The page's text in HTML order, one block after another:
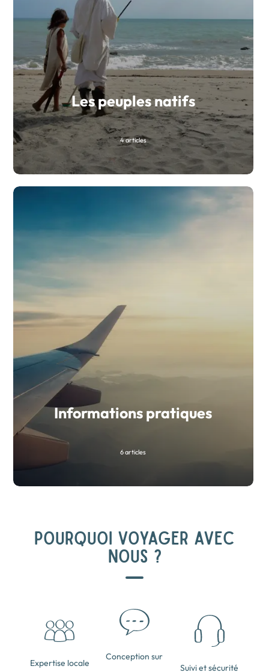
Les peuples natifs
4 articles
Informations pratiques
6 articles
POURQUOI VOYAGER AVEC
NOUS ?
Expertise locale
Conception sur
Suivi et sécurité